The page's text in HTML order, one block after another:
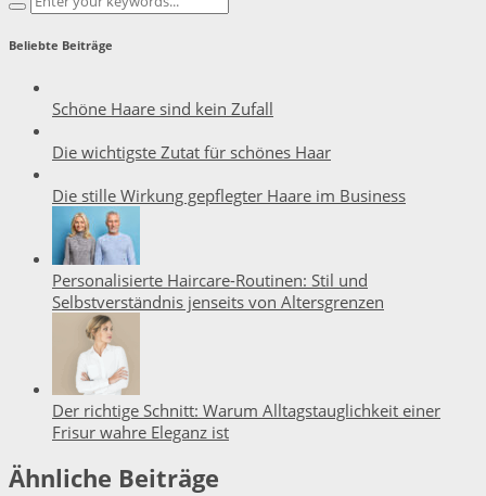
Beliebte Beiträge
Schöne Haare sind kein Zufall
Die wichtigste Zutat für schönes Haar
Die stille Wirkung gepflegter Haare im Business
Personalisierte Haircare-Routinen: Stil und
Selbstverständnis jenseits von Altersgrenzen
Der richtige Schnitt: Warum Alltagstauglichkeit einer
Frisur wahre Eleganz ist
Ähnliche Beiträge